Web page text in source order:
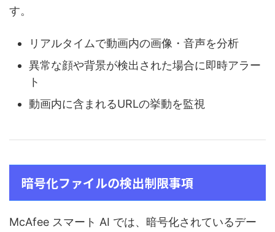
す。
リアルタイムで動画内の画像・音声を分析
異常な顔や背景が検出された場合に即時アラー
ト
動画内に含まれるURLの挙動を監視
暗号化ファイルの検出制限事項
McAfee スマート AI では、暗号化されているデー